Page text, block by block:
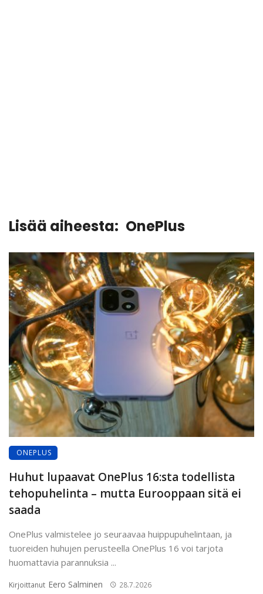
Lisää aiheesta: OnePlus
ONEPLUS
Huhut lupaavat OnePlus 16:sta todellista
tehopuhelinta – mutta Eurooppaan sitä ei
saada
OnePlus valmistelee jo seuraavaa huippupuhelintaan, ja
tuoreiden huhujen perusteella OnePlus 16 voi tarjota
huomattavia parannuksia ...
Kirjoittanut Eero Salminen 28.7.2026